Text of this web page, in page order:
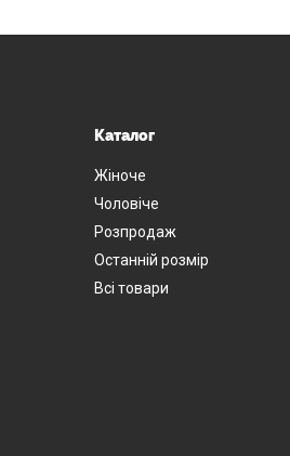
Каталог
Жіноче
Чоловіче
Розпродаж
Останній розмір
Всі товари